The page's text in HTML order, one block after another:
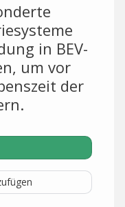
in BEV-
um vor
der